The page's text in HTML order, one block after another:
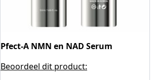
Pfect-A NMN en NAD Serum
Beoordeel dit product: